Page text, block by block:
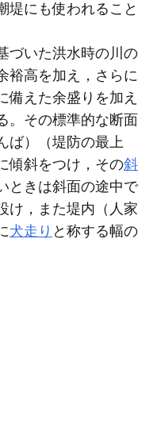
堤にも使われること
づいた洪水時の川の
裕高を加え，さらに
備えた余盛りを加え
。その標準的な断面
ば）（堤防の最上
傾斜をつけ，その斜
ときは斜面の途中で
け，また堤内（人家
犬走り と称する幅の